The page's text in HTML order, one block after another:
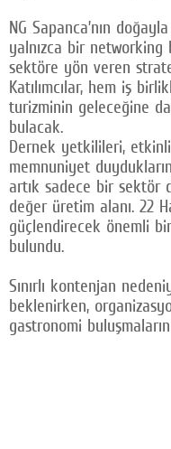
NG Sapanca’nın
yalnızca bir networking
sektöre yön veren
Katılımcılar, hem iş
turizminin geleceğine
bulacak.
Dernek yetkilileri,
memnuniyet
artık sadece bir sektör
değer üretim alanı. 22
güçlendirecek önemli
bulundu.
Sınırlı kontenjan
beklenirken,
gastronomi